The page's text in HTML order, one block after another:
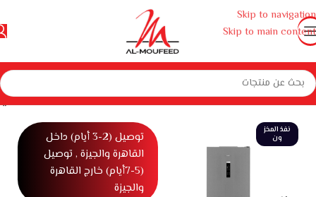
Skip to navigation
Skip to main content
أجهزة منزلية كبيرة ثلاجات وديب فريزر ومبردات ثلاجات ثلاجة كومبي
نفذ المخز
ون
توصيل (2-3 أيام) داخل
القاهرة والجيزة , توصيل
(5-7أيام) خارج القاهرة
والجيزة